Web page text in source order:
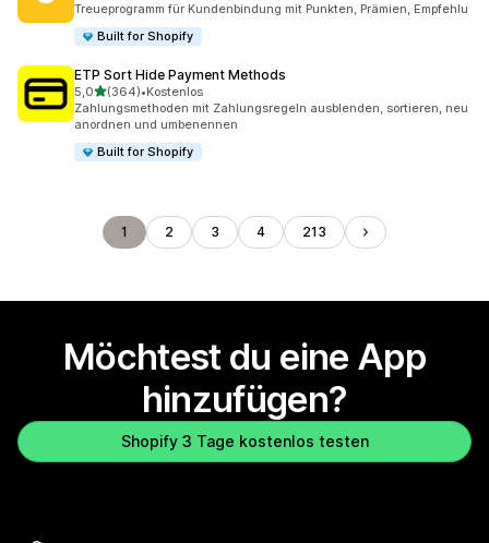
Treueprogramm für Kundenbindung mit Punkten, Prämien, Empfehlu
Built for Shopify
ETP Sort Hide Payment Methods
5,0von 5 Sternen
(364)
364 Rezensionen insgesamt
•Kostenlos
Zahlungsmethoden mit Zahlungsregeln ausblenden, sortieren, neu
anordnen und umbenennen
Built for Shopify
1 2 3 4 213
Möchtest du eine App
hinzufügen?
Shopify 3 Tage kostenlos testen